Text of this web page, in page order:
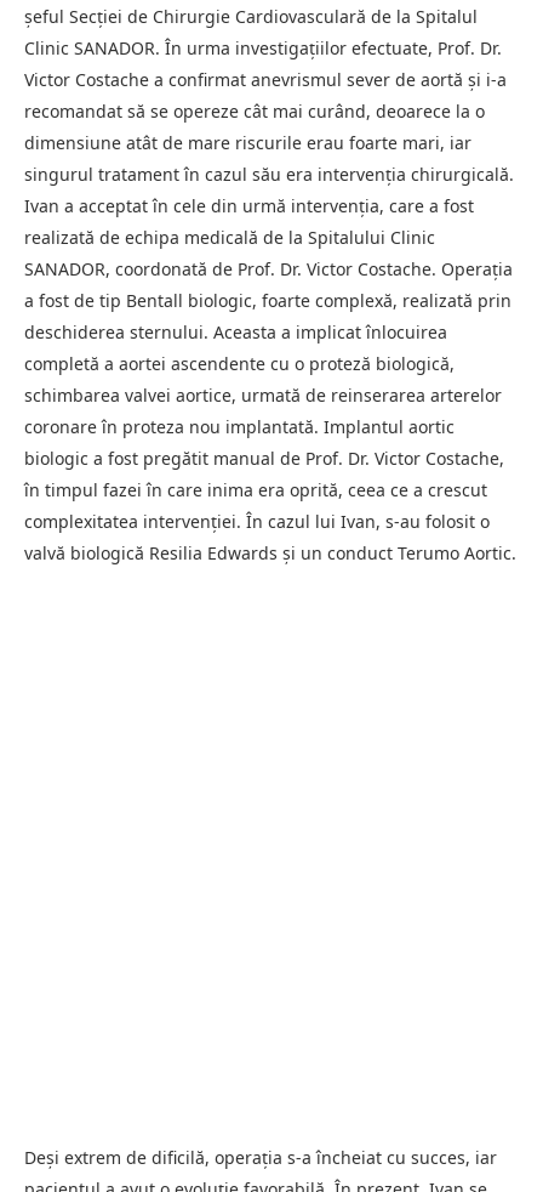
șeful Secției de Chirurgie Cardiovasculară de la Spitalul
Clinic SANADOR. În urma investigațiilor efectuate, Prof. Dr.
Victor Costache a confirmat anevrismul sever de aortă și i-a
recomandat să se opereze cât mai curând, deoarece la o
dimensiune atât de mare riscurile erau foarte mari, iar
singurul tratament în cazul său era intervenția chirurgicală.
Ivan a acceptat în cele din urmă intervenția, care a fost
realizată de echipa medicală de la Spitalului Clinic
SANADOR, coordonată de Prof. Dr. Victor Costache. Operația
a fost de tip Bentall biologic, foarte complexă, realizată prin
deschiderea sternului. Aceasta a implicat înlocuirea
completă a aortei ascendente cu o proteză biologică,
schimbarea valvei aortice, urmată de reinserarea arterelor
coronare în proteza nou implantată. Implantul aortic
biologic a fost pregătit manual de Prof. Dr. Victor Costache,
în timpul fazei în care inima era oprită, ceea ce a crescut
complexitatea intervenției. În cazul lui Ivan, s-au folosit o
valvă biologică Resilia Edwards și un conduct Terumo Aortic.
Deși extrem de dificilă, operația s-a încheiat cu succes, iar